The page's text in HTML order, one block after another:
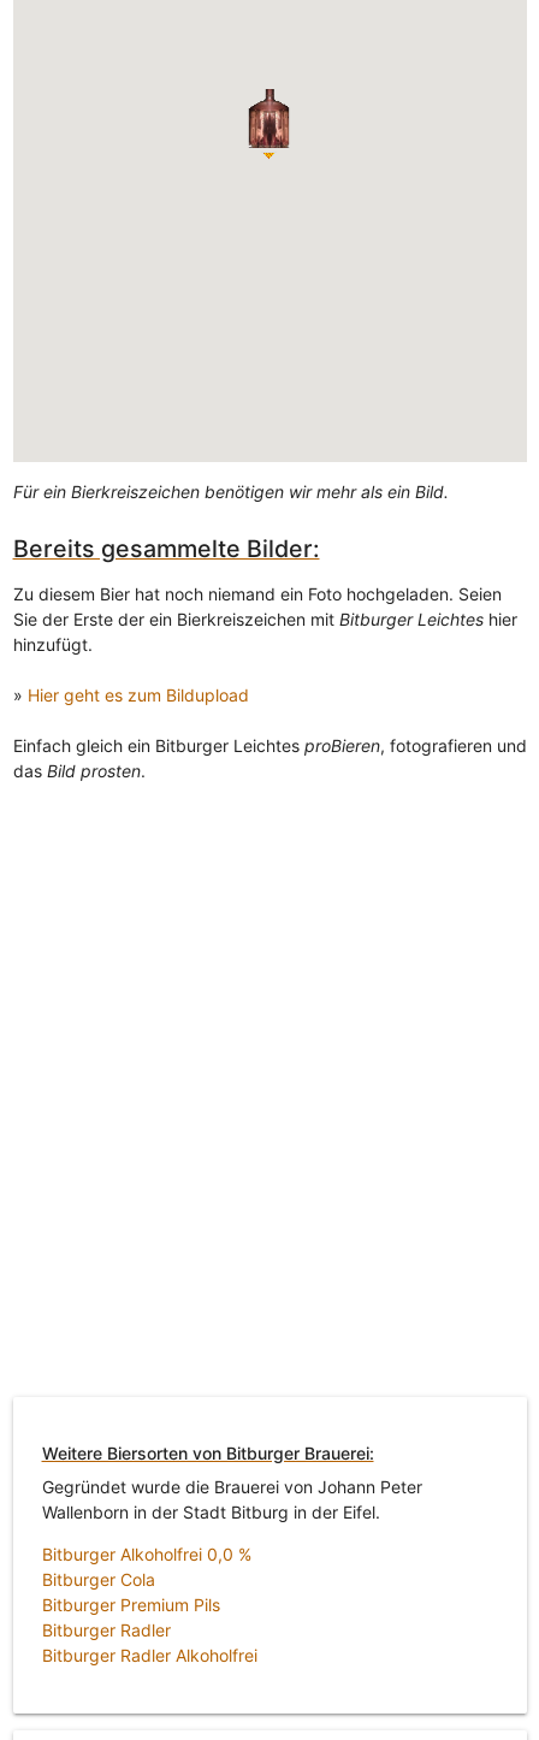
Für ein Bierkreiszeichen benötigen wir mehr als ein Bild.
Bereits gesammelte Bilder:
Zu diesem Bier hat noch niemand ein Foto hochgeladen. Seien
Sie der Erste der ein Bierkreiszeichen mit Bitburger Leichteshier
hinzufügt.
» Hier geht es zum Bildupload
Einfach gleich ein Bitburger Leichtes proBieren, fotografieren und
das Bild prosten.
Weitere Biersorten von Bitburger Brauerei:
Gegründet wurde die Brauerei von Johann Peter
Wallenborn in der Stadt Bitburg in der Eifel.
Bitburger Alkoholfrei 0,0 %
Bitburger Cola
Bitburger Premium Pils
Bitburger Radler
Bitburger Radler Alkoholfrei